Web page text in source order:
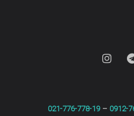
0912-
–
021-776-778-19